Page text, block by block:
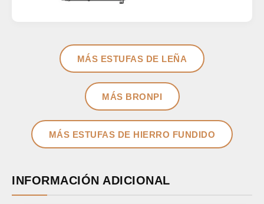
MÁS ESTUFAS DE LEÑA
MÁS BRONPI
MÁS ESTUFAS DE HIERRO FUNDIDO
INFORMACIÓN ADICIONAL